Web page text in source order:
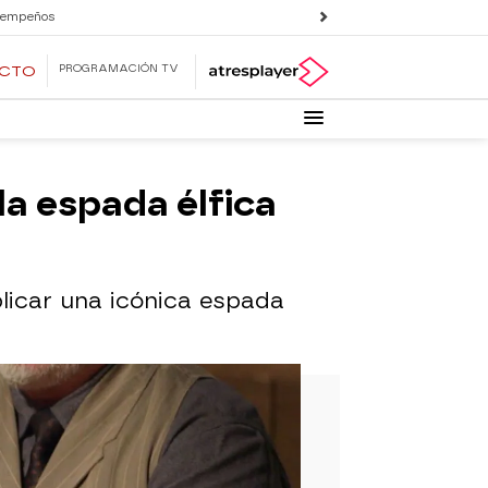
PROGRAMACIÓN TV
espada élfica
una icónica espada